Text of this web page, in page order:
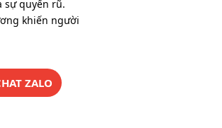
sự quyến rũ.
khiến người
ZALO